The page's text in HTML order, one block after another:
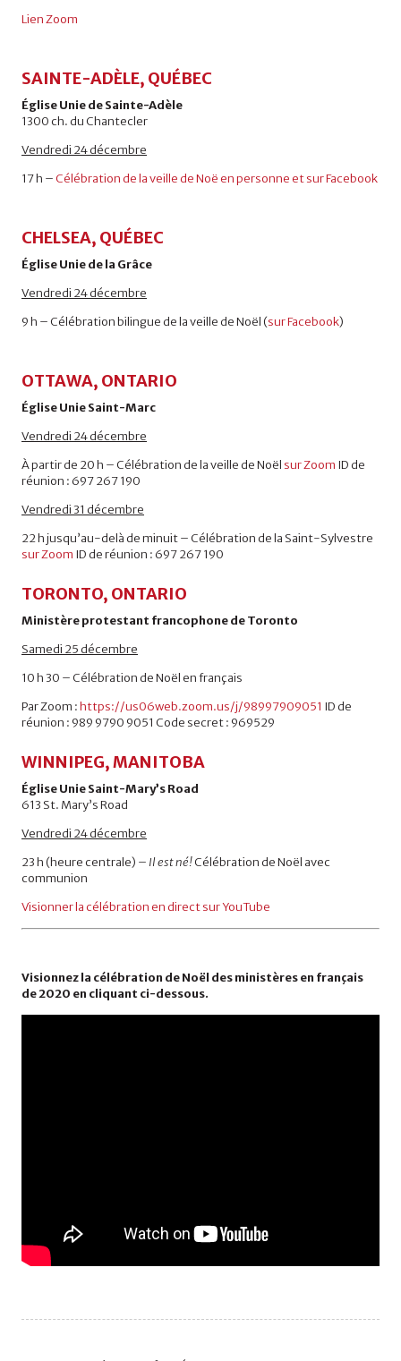
Lien Zoom
SAINTE-ADÈLE, QUÉBEC
Église Unie de Sainte-Adèle
1300 ch. du Chantecler
Vendredi 24 décembre
17 h –Célébration de la veille de Noë en personne et sur Facebook
CHELSEA, QUÉBEC
Église Unie de la Grâce
Vendredi 24 décembre
9 h – Célébration bilingue de la veille de Noël (sur Facebook)
OTTAWA, ONTARIO
Église Unie Saint-Marc
Vendredi 24 décembre
À partir de 20 h – Célébration de la veille de Noël sur Zoom ID de
réunion : 697 267 190
Vendredi 31 décembre
22 h jusqu’au-delà de minuit – Célébration de la Saint-Sylvestre
sur Zoom ID de réunion : 697 267 190
TORONTO, ONTARIO
Ministère protestant francophone de Toronto
Samedi 25 décembre
10 h 30 – Célébration de Noël en français
Par Zoom :https://us06web.zoom.us/j/98997909051 ID de
réunion : 989 9790 9051 Code secret : 969529
WINNIPEG, MANITOBA
Église Unie Saint-Mary’s Road
613 St. Mary’s Road
Vendredi 24 décembre
23 h (heure centrale) – Il est né!Célébration de Noël avec
communion
Visionner la célébration en direct sur YouTube
Visionnez la célébration de Noël des ministères en français
de 2020 en cliquant ci-dessous.